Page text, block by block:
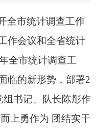
全市统计调查工作
作会议和全省统计
全市统计调查工
临的新形势，部署2
组书记、队长陈彤作
上勇作为 团结实干